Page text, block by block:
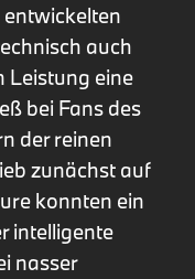
auch
Leistung eine
bei Fans des
der reinen
zunächst auf
konnten ein
intelligente
nasser